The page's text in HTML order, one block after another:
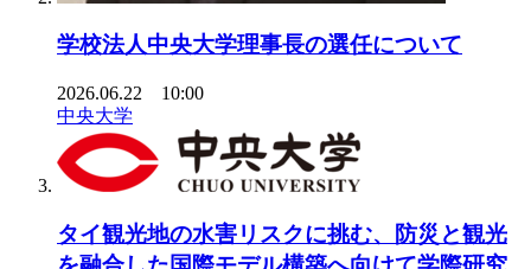
学校法人中央大学理事長の選任について
2026.06.22 10:00
中央大学
タイ観光地の水害リスクに挑む、防災と観光